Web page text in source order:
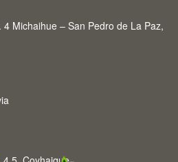
Michaihue – San Pedro de La Paz,